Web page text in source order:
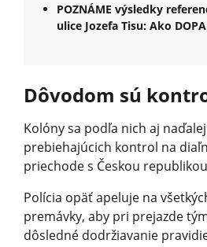
POZNÁME výsledky
ulice Jozefa Tisu: Ako
Dôvodom sú
Kolóny sa podľa nich aj
prebiehajúcich kontrol na
priechode s Českou
Polícia opäť apeluje na
premávky, aby pri prejazde
dôsledné dodržiavanie